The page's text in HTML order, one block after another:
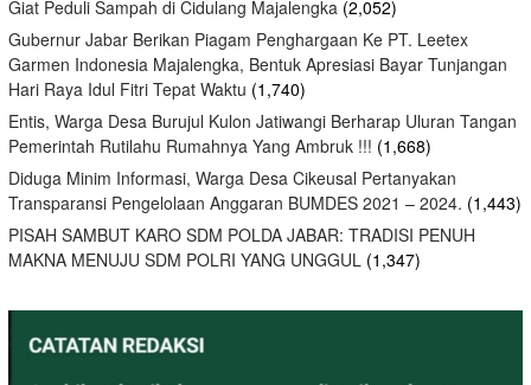
Giat Peduli Sampah di Cidulang Majalengka (2,052)
Gubernur Jabar Berikan Piagam Penghargaan Ke PT. Leetex
Garmen Indonesia Majalengka, Bentuk Apresiasi Bayar Tunjangan
Hari Raya Idul Fitri Tepat Waktu (1,740)
Entis, Warga Desa Burujul Kulon Jatiwangi Berharap Uluran Tangan
Pemerintah Rutilahu Rumahnya Yang Ambruk !!! (1,668)
Diduga Minim Informasi, Warga Desa Cikeusal Pertanyakan
Transparansi Pengelolaan Anggaran BUMDES 2021 – 2024. (1,443)
PISAH SAMBUT KARO SDM POLDA JABAR: TRADISI PENUH
MAKNA MENUJU SDM POLRI YANG UNGGUL (1,347)